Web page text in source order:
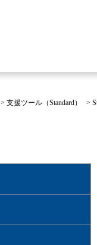
トップ
トップ
トップ
> 支援ツール（Standard） >